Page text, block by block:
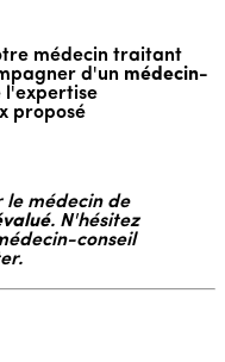
médecin traitant
d'un médecin-
l'expertise
proposé
médecin de
. N'hésitez
conseil